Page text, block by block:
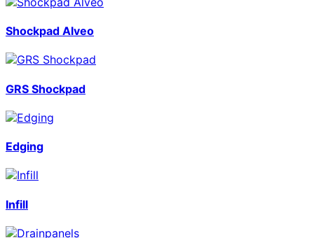
Shockpad Alveo
GRS Shockpad
Edging
Infill